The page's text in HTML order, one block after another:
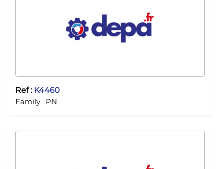
Ref : K4460
Family : PN